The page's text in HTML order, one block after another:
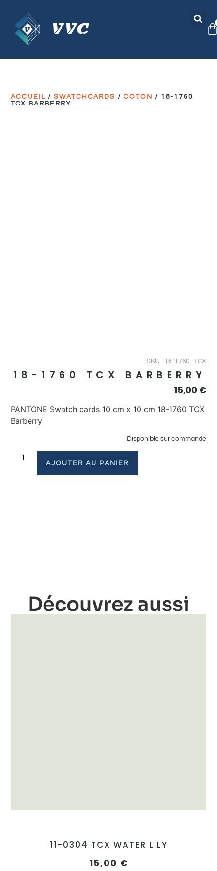
ACCUEIL /SWATCHCARDS /COTON / 18-1760
TCX BARBERRY
SKU : 18-1760_TCX
18-1760 TCX BARBERRY
15,00 €
PANTONE Swatch cards 10 cm x 10 cm 18-1760 TCX
Barberry
Disponible sur commande
AJOUTER AU PANIER
Découvrez aussi
11-0304 TCX WATER LILY
15,00 €